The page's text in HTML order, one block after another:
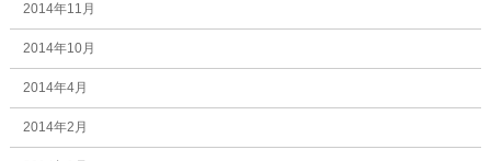
2014年11月
2014年10月
2014年4月
2014年2月